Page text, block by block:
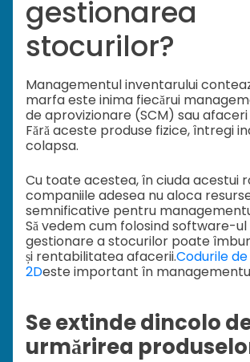
gestionarea
stocurilor?
Managementul inventarului
marfa este inima fiecărui
de aprovizionare (SCM) sau afaceri
Fără aceste produse fizice, întregi
colapsa.
Cu toate acestea, în ciuda acestui
companiile adesea nu aloca
semnificative pentru
Să vedem cum folosind software-ul
gestionare a stocurilor poate
și rentabilitatea afacerii.Codurile de
2Deste important în
Se extinde dincolo
urmărirea